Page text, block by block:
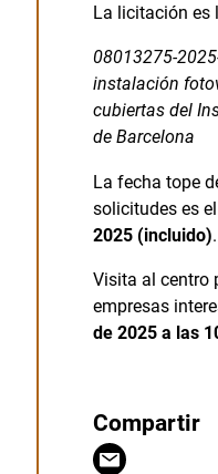
La licitación es
08013275-
instalación
cubiertas del
de Barcelona
La fecha tope
solicitudes es el
2025 (incluido).
Visita al centro
empresas
de 2025 a las
Compartir